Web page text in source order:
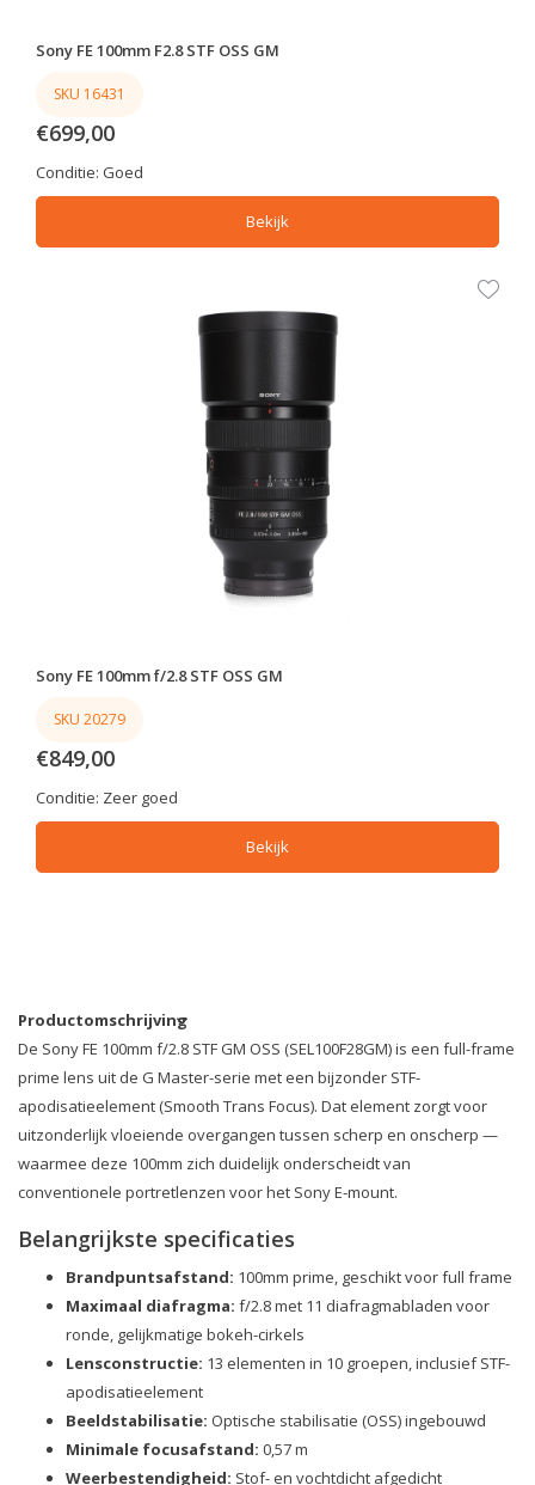
Sony FE 100mm F2.8 STF OSS GM
SKU 16431
€699,00
Conditie: Goed
Bekijk
Sony FE 100mm f/2.8 STF OSS GM
SKU 20279
€849,00
Conditie: Zeer goed
Bekijk
Productomschrijving
De Sony FE 100mm f/2.8 STF GM OSS (SEL100F28GM) is een full-frame
prime lens uit de G Master-serie met een bijzonder STF-
apodisatieelement (Smooth Trans Focus). Dat element zorgt voor
uitzonderlijk vloeiende overgangen tussen scherp en onscherp —
waarmee deze 100mm zich duidelijk onderscheidt van
conventionele portretlenzen voor het Sony E-mount.
Belangrijkste specificaties
Brandpuntsafstand: 100mm prime, geschikt voor full frame
Maximaal diafragma: f/2.8 met 11 diafragmabladen voor
ronde, gelijkmatige bokeh-cirkels
Lensconstructie: 13 elementen in 10 groepen, inclusief STF-
apodisatieelement
Beeldstabilisatie: Optische stabilisatie (OSS) ingebouwd
Minimale focusafstand: 0,57 m
Weerbestendigheid: Stof- en vochtdicht afgedicht